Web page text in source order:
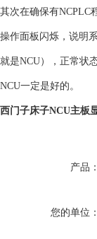
其次在确保有NCPLC
操作面板闪烁，说明
就是NCU），正常状
NCU一定是好的。
西门子床子NCU主板
产品：
您的单位：